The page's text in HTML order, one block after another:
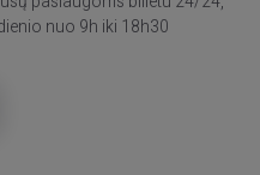
nuo 9h iki 18h30